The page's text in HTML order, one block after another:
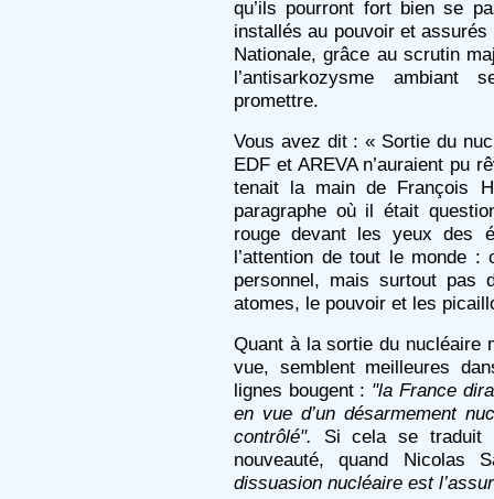
qu’ils pourront fort bien se
installés au pouvoir et assurés
Nationale, grâce au scrutin
l’antisarkozysme ambiant
promettre.
Vous avez dit : « Sortie du
EDF et AREVA n’auraient pu
tenait la main de François
paragraphe où il était
rouge devant les yeux des
l’attention de tout le monde
personnel, mais surtout pas
atomes, le pouvoir et les
Quant à la sortie du nucléaire
vue, semblent meilleures
lignes bougent : "la France
en vue d’un désarmement
contrôlé". Si cela se traduit
nouveauté, quand
dissuasion nucléaire est